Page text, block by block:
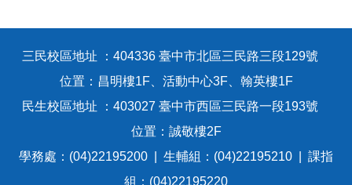
三民校區地址 ：404336 臺中市北區三民路三段129號
位置：昌明樓1F、活動中心3F、翰英樓1F
民生校區地址 ：403027 臺中市西區三民路一段193號
位置：誠敬樓2F
學務處：(04)22195200 | 生輔組：(04)22195210 | 課指
組：(04)22195220